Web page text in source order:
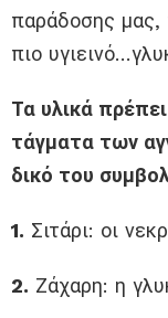
παράδοσης μας,
πιο
Τα υλικά πρέπει
τάγματα των
δικό του
1. Σιτάρι: οι
2. Ζάχαρη: η